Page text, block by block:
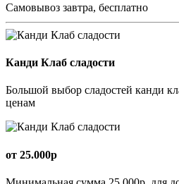
Самовывоз завтра, бесплатно
Канди Клаб сладости
Большой выбор сладостей канди
ценам
от 25.000р